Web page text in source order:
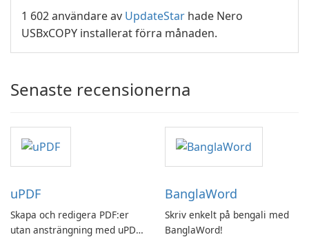
1 602 användare av UpdateStar hade Nero
USBxCOPY installerat förra månaden.
Senaste recensionerna
uPDF
Skapa och redigera PDF:er
utan ansträngning med uPDF
BanglaWord
Skriv enkelt på bengali med
BanglaWord!